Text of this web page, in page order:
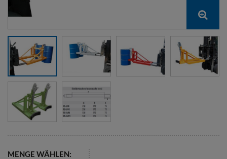
MENGE WÄHLEN: